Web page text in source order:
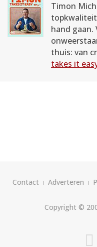
Timon
hand
thuis: van
takes it
Contact Adverteren
Copyright ©